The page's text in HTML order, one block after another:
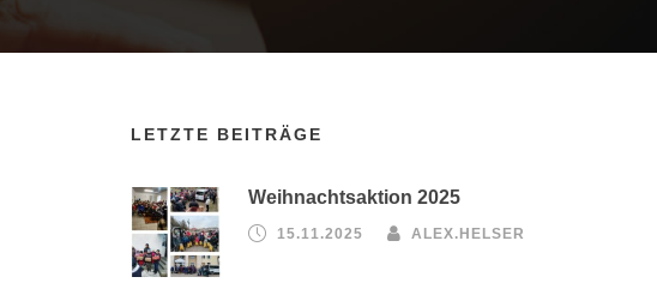
LETZTE BEITRÄGE
Weihnachtsaktion 2025
15.11.2025 ALEX.HELSER